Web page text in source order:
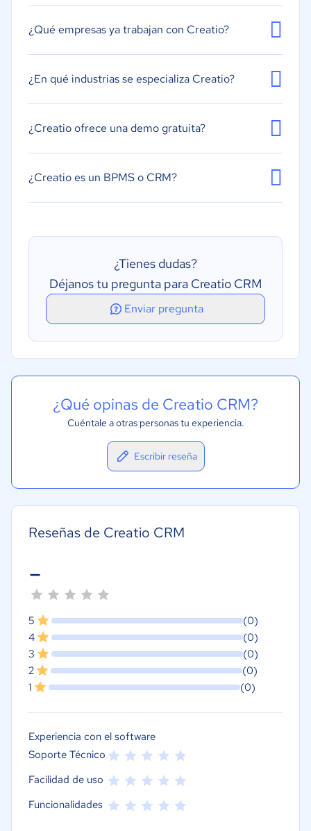
¿Qué empresas ya trabajan con Creatio?
¿En qué industrias se especializa Creatio?
¿Creatio ofrece una demo gratuita?
¿Creatio es un BPMS o CRM?
¿Tienes dudas?
Déjanos tu pregunta para Creatio CRM
Enviar pregunta
¿Qué opinas de Creatio CRM?
Cuéntale a otras personas tu experiencia.
Escribir reseña
Reseñas de Creatio CRM
-
5
(0)
4
(0)
3
(0)
2
(0)
1
(0)
Experiencia con el software
Soporte Técnico
Facilidad de uso
Funcionalidades